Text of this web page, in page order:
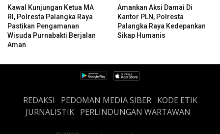
Kawal Kunjungan Ketua MA
RI, Polresta Palangka Raya
Pastikan Pengamanan
Wisuda Purnabakti Berjalan
Aman
Amankan Aksi Damai Di
Kantor PLN, Polresta
Palangka Raya Kedepankan
Sikap Humanis
REDAKSI PEDOMAN MEDIA SIBER
KODE ETIK
JURNALISTIK PERLINDUNGAN WARTAWAN